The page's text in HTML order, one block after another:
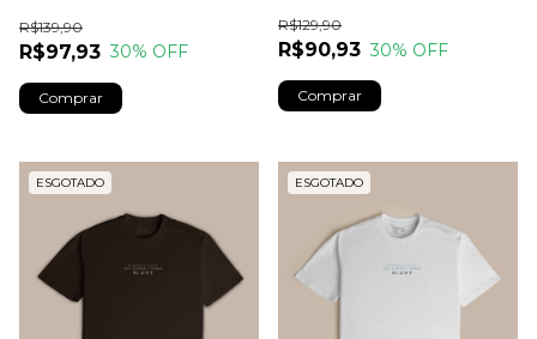
R$97,93
R$139,90
30% OFF
Comprar
R$90,93
R$129,90
30% OFF
Comprar
ESGOTADO ESGOTADO